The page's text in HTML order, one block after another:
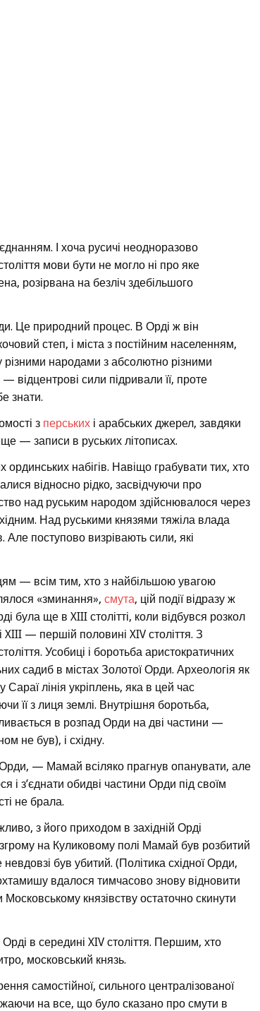
І хоча русичі неодноразово
мови бути не могло ні про яке
розірвана на безліч здебільшого
Це природний процес. В Орді ж він
степ, і міста з постійним населенням,
народами з абсолютно різними
відцентрові сили підривали її, проте
знати.
з перськихі арабських джерел, завдяки
ще — записи в руських літописах.
набігів. Навіщо грабувати тих, хто
відносно рідко, засвідчуючи про
над руським народом здійснювалося через
Над руськими князями тяжіла влада
поступово визрівають сили, які
— всім тим, хто з найбільшою увагою
«зминання», смута, цій події відразу ж
була ще в XIII столітті, коли відбувся розкол
XIII — першій половині XIV століття. З
Усобиці і боротьба аристократичних
садиб в містах Золотої Орди. Археологія як
лінія укріплень, яка в цей час
її з лиця землі. Внутрішня боротьба,
в розпад Орди на дві частини —
не був), і східну.
— Мамай всіляко прагнув опанувати, але
і з’єднати обидві частини Орди під своїм
не брала.
з його приходом в західній Орді
на Куликовому полі Мамай був розбитий
був убитий. (Політика східної Орди,
вдалося тимчасово знову відновити
князівству остаточно скинути
в середині XIV століття. Першим, хто
московський князь.
самостійної, сильного централізованої
на все, що було сказано про смути в